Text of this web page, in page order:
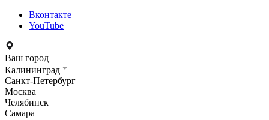
Вконтакте
YouTube
Ваш город
Калининград
Санкт-Петербург
Москва
Челябинск
Самара